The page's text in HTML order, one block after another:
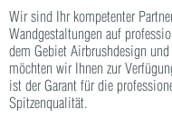
Wir sind Ihr kompetenter
Wandgestaltungen auf
dem Gebiet Airbrushdesign
möchten wir Ihnen zur
ist der Garant für die
Spitzenqualität.